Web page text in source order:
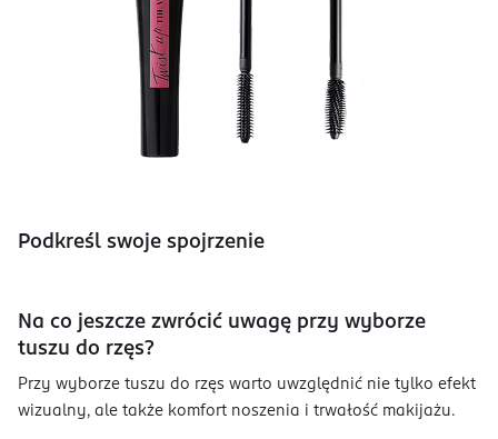
Podkreśl swoje spojrzenie
Na co jeszcze zwrócić uwagę przy wyborze
tuszu do rzęs?
Przy wyborze tuszu do rzęs warto uwzględnić nie tylko efekt
wizualny, ale także komfort noszenia i trwałość makijażu.